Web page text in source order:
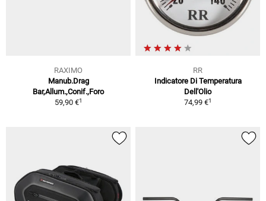
RAXIMO
Manub.Drag
Bar,Allum.,Conif.,Foro
59,90 €1
RR
Indicatore Di Temperatura
Dell'Olio
74,99 €1